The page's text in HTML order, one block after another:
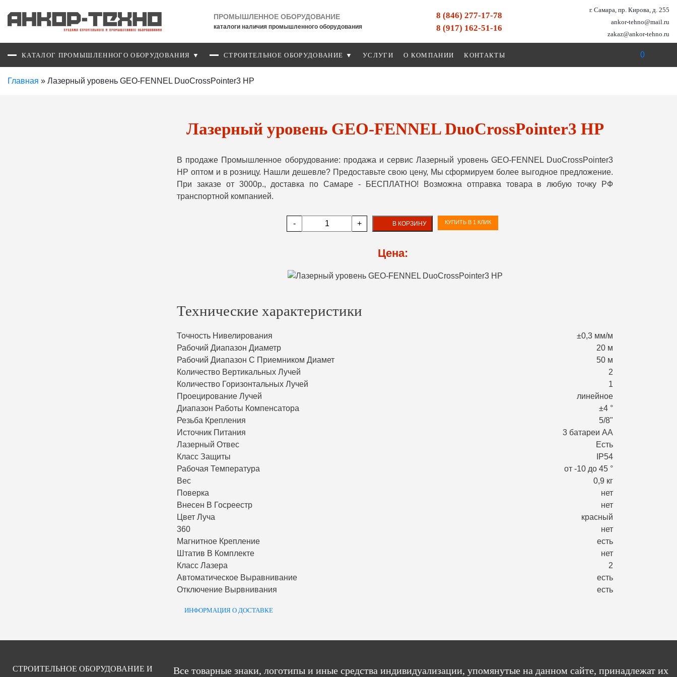
ПРОМЫШЛЕННОЕ ОБОРУДОВАНИЕ
каталоги наличия промышленного оборудования
8 (846) 277-17-78
8 (917) 162-51-16
г. Самара, пр. Кирова, д. 255
ankor-tehno@mail.ru
zakaz@ankor-tehno.ru
КАТАЛОГ ПРОМЫШЛЕННОГО ОБОРУДОВАНИЯ ▼ СТРОИТЕЛЬНОЕ ОБОРУДОВАНИЕ ▼ УСЛУГИ О КОМПАНИИ КОНТАКТЫ 0
Главная » Лазерный уровень GEO-FENNEL DuoCrossPointer3 HP
Лазерный уровень GEO-FENNEL DuoCrossPointer3 HP
В продаже Промышленное оборудование: продажа и сервис Лазерный уровень GEO-FENNEL DuoCrossPointer3
HP оптом и в розницу. Нашли дешевле? Предоставьте свою цену, Мы сформируем более выгодное предложение.
При заказе от 3000р., доставка по Самаре - БЕСПЛАТНО! Возможна отправка товара в любую точку РФ
транспортной компанией.
- + В КОРЗИНУ КУПИТЬ В 1 КЛИК
Цена:
Технические характеристики
Точность Нивелирования
±0,3 мм/м
Рабочий Диапазон Диаметр
20 м
Рабочий Диапазон С Приемником Диамет
50 м
Количество Вертикальных Лучей
2
Количество Горизонтальных Лучей
1
Проецирование Лучей
линейное
Диапазон Работы Компенсатора
±4 °
Резьба Крепления
5/8"
Источник Питания
3 батареи АА
Лазерный Отвес
Есть
Класс Защиты
IP54
Рабочая Температура
от -10 до 45 °
Вес
0,9 кг
Поверка
нет
Внесен В Госреестр
нет
Цвет Луча
красный
360
нет
Магнитное Крепление
есть
Штатив В Комплекте
нет
Класс Лазера
2
Автоматическое Выравнивание
есть
Отключение Вырвнивания
есть
ИНФОРМАЦИЯ О ДОСТАВКЕ
СТРОИТЕЛЬНОЕ ОБОРУДОВАНИЕ И
Все товарные знаки, логотипы и иные средства индивидуализации, упомянутые на данном сайте, принадлежат их